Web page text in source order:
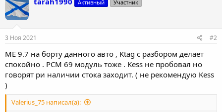
Активный Участник
3 Ноя 2021 #2
ME 9.7 на борту данного авто , Ktag с разбором делает
спокойно . PCM 69 модуль тоже . Kess не пробовал но
говорят ри наличии стока заходит. ( не рекомендую Kess
)
Valerius_75 написал(а):